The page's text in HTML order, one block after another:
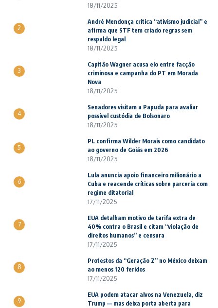
18/11/2025
2
André Mendonça critica “ativismo judicial” e
afirma que STF tem criado regras sem
respaldo legal
18/11/2025
3
Capitão Wagner acusa elo entre facção
criminosa e campanha do PT em Morada
Nova
18/11/2025
4
Senadores visitam a Papuda para avaliar
possível custódia de Bolsonaro
18/11/2025
5
PL confirma Wilder Morais como candidato
ao governo de Goiás em 2026
18/11/2025
6
Lula anuncia apoio financeiro milionário a
Cuba e reacende críticas sobre parceria com
regime ditatorial
17/11/2025
7
EUA detalham motivo de tarifa extra de
40% contra o Brasil e citam “violação de
direitos humanos” e censura
17/11/2025
8
Protestos da “Geração Z” no México deixam
ao menos 120 feridos
17/11/2025
9
EUA podem atacar alvos na Venezuela, diz
Trump — mas deixa porta aberta para